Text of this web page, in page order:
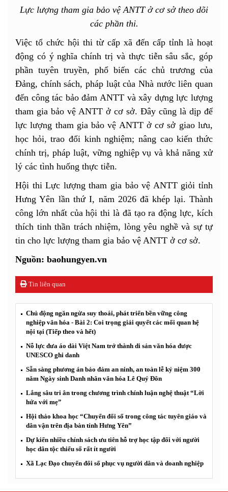
Lực lượng tham gia bảo vệ ANTT ở cơ sở theo dõi
các phần thi.
Việc tổ chức hội thi từ cấp xã đến cấp tỉnh là hoạt
động có ý nghĩa chính trị và thực tiễn sâu sắc, góp
phần tuyên truyền, phổ biến các chủ trương của
Đảng, chính sách, pháp luật của Nhà nước liên quan
đến công tác bảo đảm ANTT và xây dựng lực lượng
tham gia bảo vệ ANTT ở cơ sở. Đây cũng là dịp để
lực lượng tham gia bảo vệ ANTT ở cơ sở giao lưu,
học hỏi, trao đổi kinh nghiệm; nâng cao kiến thức
chính trị, pháp luật, vững nghiệp vụ và khả năng xử
lý các tình huống thực tiễn.
Hội thi Lực lượng tham gia bảo vệ ANTT giỏi tỉnh
Hưng Yên lần thứ I, năm 2026 đã khép lại. Thành
công lớn nhất của hội thi là đã tạo ra động lực, kích
thích tinh thần trách nhiệm, lòng yêu nghề và sự tự
tin cho lực lượng tham gia bảo vệ ANTT ở cơ sở.
Nguồn: baohungyen.vn
Tin liên quan
Chủ động ngăn ngừa suy thoái, phát triển bền vững công
nghiệp văn hóa - Bài 2: Coi trọng giải quyết các mối quan hệ
nội tại (Tiếp theo và hết)
Nỗ lực đưa áo dài Việt Nam trở thành di sản văn hóa được
UNESCO ghi danh
Sẵn sàng phương án bảo đảm an ninh, an toàn lễ kỷ niệm 300
năm Ngày sinh Danh nhân văn hóa Lê Quý Đôn
Lắng sâu tri ân trong chương trình chính luận nghệ thuật “Lời
hứa với mẹ”
Hội thảo khoa học “Chuyển đổi số trong công tác tuyên giáo và
dân vận trên địa bàn tỉnh Hưng Yên”
Dự kiến nhiều chính sách ưu tiên hỗ trợ học tập đối với người
học dân tộc thiểu số rất ít người
Xã Lạc Đạo chuyển đổi số phục vụ người dân và doanh nghiệp